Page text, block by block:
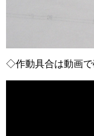
◇作動具合は動画で